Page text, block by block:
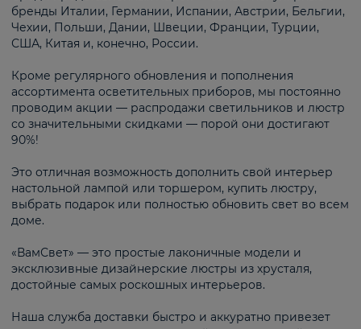
бренды Италии, Германии, Испании, Австрии, Бельгии,
Чехии, Польши, Дании, Швеции, Франции, Турции,
США, Китая и, конечно, России.
Кроме регулярного обновления и пополнения
ассортимента осветительных приборов, мы постоянно
проводим акции — распродажи светильников и люстр
со значительными скидками — порой они достигают
90%!
Это отличная возможность дополнить свой интерьер
настольной лампой или торшером, купить люстру,
выбрать подарок или полностью обновить свет во всем
доме.
«ВамСвет» — это простые лаконичные модели и
эксклюзивные дизайнерские люстры из хрусталя,
достойные самых роскошных интерьеров.
Наша служба доставки быстро и аккуратно привезет